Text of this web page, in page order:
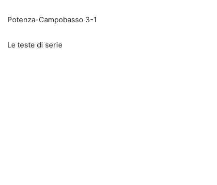
Potenza-Campobasso 3-1
Le teste di serie